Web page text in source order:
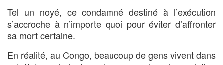
Tel un noyé, ce condamné destiné à l’exécution
s’accroche à n’importe quoi pour éviter d’affronter
sa mort certaine.
En réalité, au Congo, beaucoup de gens vivent dans